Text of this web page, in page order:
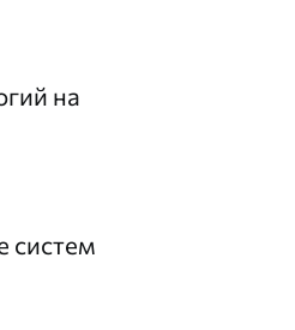
на
систем